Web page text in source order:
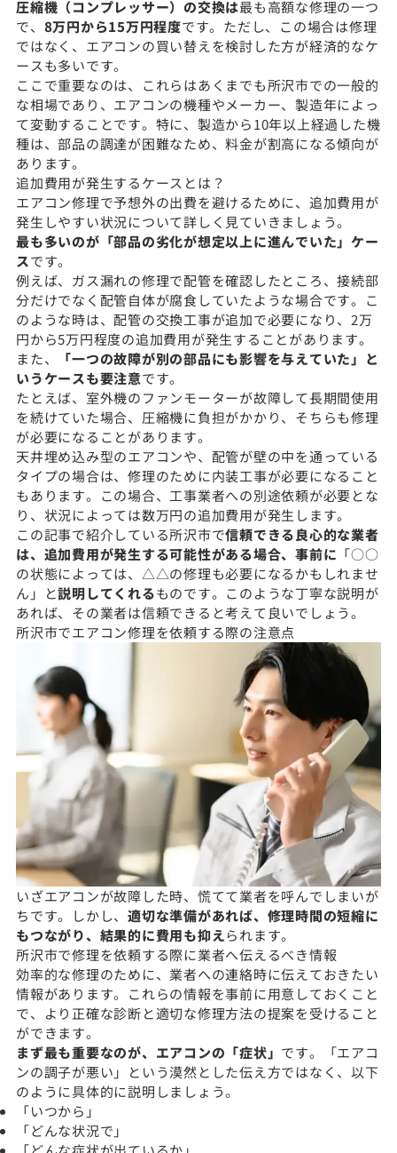
圧縮機（コンプレッサー）の交換は最も高額な修理の一つ
で、 8万円から15万円程度です。ただし、この場合は修理
ではなく、エアコンの買い替えを検討した方が経済的なケ
ースも多いです。
ここで重要なのは、これらはあくまでも所沢市での一般的
な相場であり、エアコンの機種やメーカー、製造年によっ
て変動することです。特に、製造から10年以上経過した機
種は、部品の調達が困難なため、料金が割高になる傾向が
あります。
追加費用が発生するケースとは？
エアコン修理で予想外の出費を避けるために、追加費用が
発生しやすい状況について詳しく見ていきましょう。
最も多いのが「部品の劣化が想定以上に進んでいた」ケー
スです。
例えば、ガス漏れの修理で配管を確認したところ、接続部
分だけでなく配管自体が腐食していたような場合です。こ
のような時は、配管の交換工事が追加で必要になり、2万
円から5万円程度の追加費用が発生することがあります。
また、
「一つの故障が別の部品にも影響を与えていた」と
いうケースも要注意です。
たとえば、室外機のファンモーターが故障して長期間使用
を続けていた場合、圧縮機に負担がかかり、そちらも修理
が必要になることがあります。
天井埋め込み型のエアコンや、配管が壁の中を通っている
タイプの場合は、修理のために内装工事が必要になること
もあります。この場合、工事業者への別途依頼が必要とな
り、状況によっては数万円の追加費用が発生します。
この記事で紹介している所沢市で信頼できる良心的な業者
は、追加費用が発生する可能性がある場合、事前に 「○○
の状態によっては、△△の修理も必要になるかもしれませ
ん」と説明してくれるものです。このような丁寧な説明が
あれば、その業者は信頼できると考えて良いでしょう。
所沢市でエアコン修理を依頼する際の注意点
いざエアコンが故障した時、慌てて業者を呼んでしまいが
ちです。しかし、 適切な準備があれば、修理時間の短縮に
もつながり、結果的に費用も抑えられます。
所沢市で修理を依頼する際に業者へ伝えるべき情報
効率的な修理のために、業者への連絡時に伝えておきたい
情報があります。これらの情報を事前に用意しておくこと
で、より正確な診断と適切な修理方法の提案を受けること
ができます。
まず最も重要なのが、エアコンの「症状」 です。「エアコ
ンの調子が悪い」という漠然とした伝え方ではなく、以下
のように具体的に説明しましょう。
「いつから」
「どんな状況で」